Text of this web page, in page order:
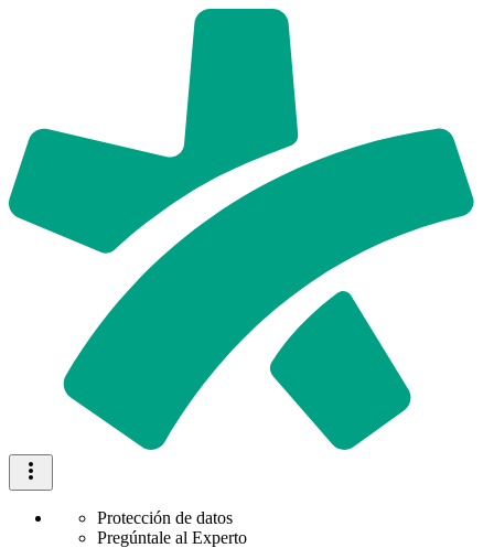
Protección de datos
Pregúntale al Experto